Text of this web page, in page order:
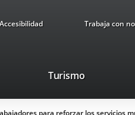
Accesibilidad Trabaja con
TurismoThis
will
para reforzar los servicios